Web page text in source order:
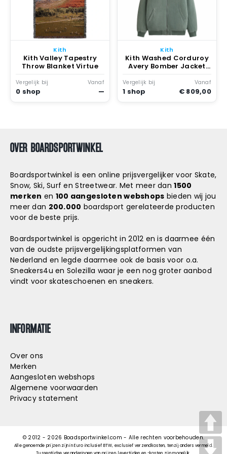
Kith
Kith Valley Tapestry
Throw Blanket Virtue
Vergelijk bij
0 shop
Vanaf
—
Kith
Kith Washed Corduroy
Avery Bomber Jacket
Virtue
Vergelijk bij
1 shop
Vanaf
€ 809,00
OVER BOARDSPORTWINKEL
Boardsportwinkel is een online prijsvergelijker voor Skate,
Snow, Ski, Surf en Streetwear. Met meer dan1500
merken en 100 aangesloten webshops bieden wij jou
meer dan 200.000 boardsport gerelateerde producten
voor de beste prijs.
Boardsportwinkel is opgericht in 2012 en is daarmee één
van de oudste prijsvergelijkingsplatformen van
Nederland en legde daarmee ook de basis voor o.a.
Sneakers4u en Solezilla waar je een nog groter aanbod
vindt voor skateschoenen en sneakers.
INFORMATIE
Over ons
Merken
Aangesloten webshops
Algemene voorwaarden
Privacy statement
© 2012 - 2026 Boadsportwinkel.com - Alle rechten voorbehouden.
Alle genoemde prijzen zijn in Euro inclusief BTW, exclusief verzendkosten, tenzij anders vermeld.